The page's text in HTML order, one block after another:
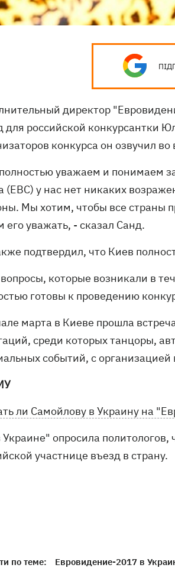
директор
для российской конкурсантки
конкурса он озвучил
уважаем и понимаем
(ЕВС) у нас нет никаких
Мы хотим, чтобы все страны
его уважать, - сказал Санд.
подтвердил, что Киев
которые возникали в
готовы к проведению
марта в Киеве прошла
среди которых танцоры,
событий, с
ли Самойлову в Украину на
опросила политологов,
участнице въезд в страну.
по теме: Евровидение-2017 в